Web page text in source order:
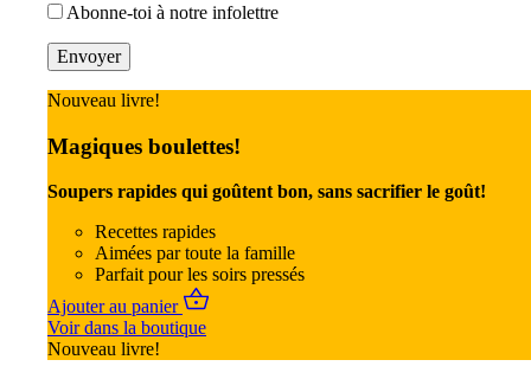
Abonne-toi à notre infolettre
Nouveau livre!
Magiques boulettes!
Soupers rapides qui goûtent bon, sans sacrifier le goût!
Recettes rapides
Aimées par toute la famille
Parfait pour les soirs pressés
Ajouter au panier
Voir dans la boutique
Nouveau livre!